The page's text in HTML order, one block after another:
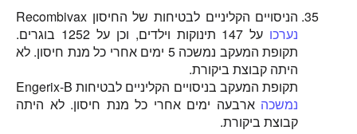
הניסויים הקליניים לבטיחות של החיסון Recombivax
נערכו
על 147 תינוקות וילדים, וכן על 1252 בוגרים.
תקופת המעקב נמשכה 5 ימים אחרי כל מנת חיסון. לא
היתה קבוצת ביקורת.
תקופת המעקב בניסויים הקליניים לבטיחות Engerix-B
נמשכה ארבעה ימים אחרי כל מנת חיסון. לא היתה
קבוצת ביקורת.